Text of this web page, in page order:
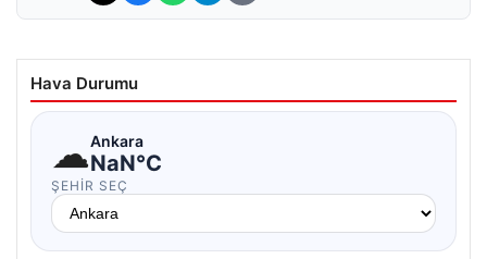
Hava Durumu
☁Ankara
NaN°C
ŞEHIR SEÇ